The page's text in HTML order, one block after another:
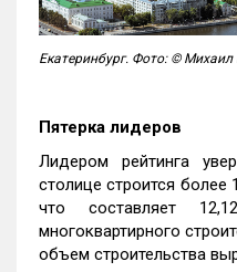
Екатеринбург. Фото: ©
Пятерка лидеров
Лидером рейтинга
столице строится
что составляет
многоквартирного
объем строительства